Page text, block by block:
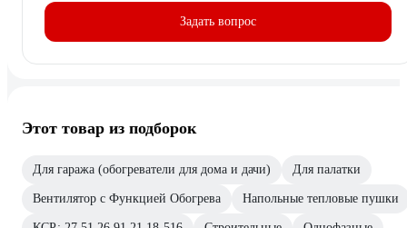
Задать вопрос
Этот товар из подборок
Для гаража (обогреватели для дома и дачи) Для палатки
Вентилятор с Функцией Обогрева Напольные тепловые пушки